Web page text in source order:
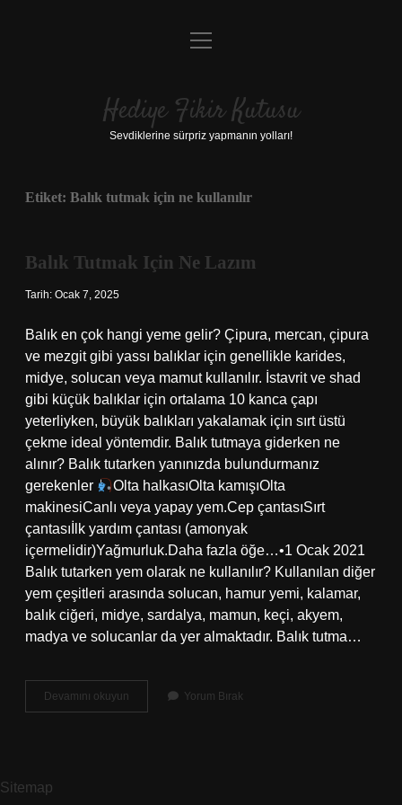
Anasayfa
Yasal Uyarı
menüyü
Hediye Fikir Kutusu
Sevdiklerine sürpriz yapmanın yolları!
Etiket: Balık tutmak için ne kullanılır
Balık Tutmak Için Ne Lazım
Tarih: Ocak 7, 2025
Balık en çok hangi yeme gelir? Çipura, mercan, çipura
ve mezgit gibi yassı balıklar için genellikle karides,
midye, solucan veya mamut kullanılır. İstavrit ve shad
gibi küçük balıklar için ortalama 10 kanca çapı
yeterliyken, büyük balıkları yakalamak için sırt üstü
çekme ideal yöntemdir. Balık tutmaya giderken ne
alınır? Balık tutarken yanınızda bulundurmanız
gerekenler
Olta halkasıOlta kamışıOlta
makinesiCanlı veya yapay yem.Cep çantasıSırt
çantasıİlk yardım çantası (amonyak
içermelidir)Yağmurluk.Daha fazla öğe…•1 Ocak 2021
Balık tutarken yem olarak ne kullanılır? Kullanılan diğer
yem çeşitleri arasında solucan, hamur yemi, kalamar,
balık ciğeri, midye, sardalya, mamun, keçi, akyem,
madya ve solucanlar da yer almaktadır. Balık tutma…
Devamını okuyun
Tutmak
Yorum Bırak
Sitemap